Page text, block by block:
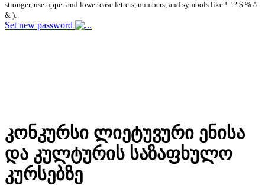
stronger, use upper and lower case letters, numbers, and symbols like ! " ? $ % ^
& ).
Set new password
კონკურსი ლიეტუვური ენისა
და კულტურის საზაფხულო
კურსებზე